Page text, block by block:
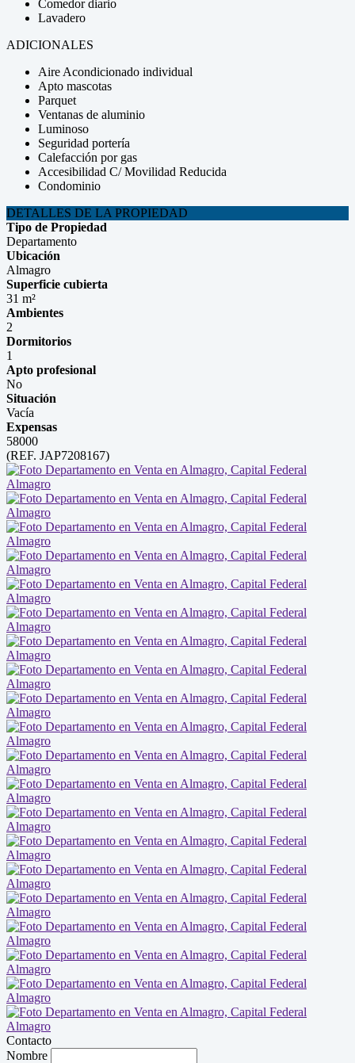
Comedor diario
Lavadero
ADICIONALES
Aire Acondicionado individual
Apto mascotas
Parquet
Ventanas de aluminio
Luminoso
Seguridad portería
Calefacción por gas
Accesibilidad C/ Movilidad Reducida
Condominio
DETALLES DE LA PROPIEDAD
Tipo de Propiedad
Departamento
Ubicación
Almagro
Superficie cubierta
31 m²
Ambientes
2
Dormitorios
1
Apto profesional
No
Situación
Vacía
Expensas
58000
(REF. JAP7208167)
Contacto
Nombre